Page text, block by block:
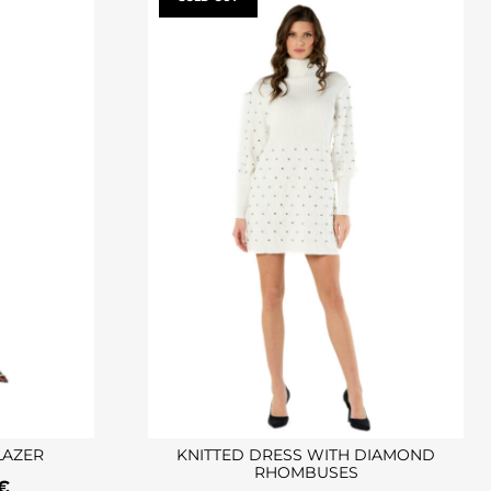
KNITTED DRESS WITH DIAMOND
RHOMBUSES